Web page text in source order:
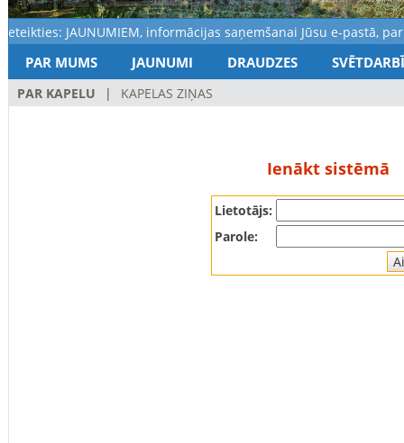
JAUNUMIEM, informācijas saņemšanai Jūsu e-pastā, par
PAR MUMS JAUNUMI DRAUDZES
PAR KAPELU | KAPELAS ZIŅAS
Ienākt sistēmā
Lietotājs:
Parole: